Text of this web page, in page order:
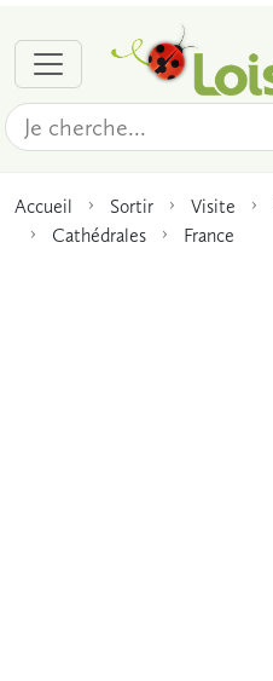
Accueil Sortir Visite
Cathédrales
France